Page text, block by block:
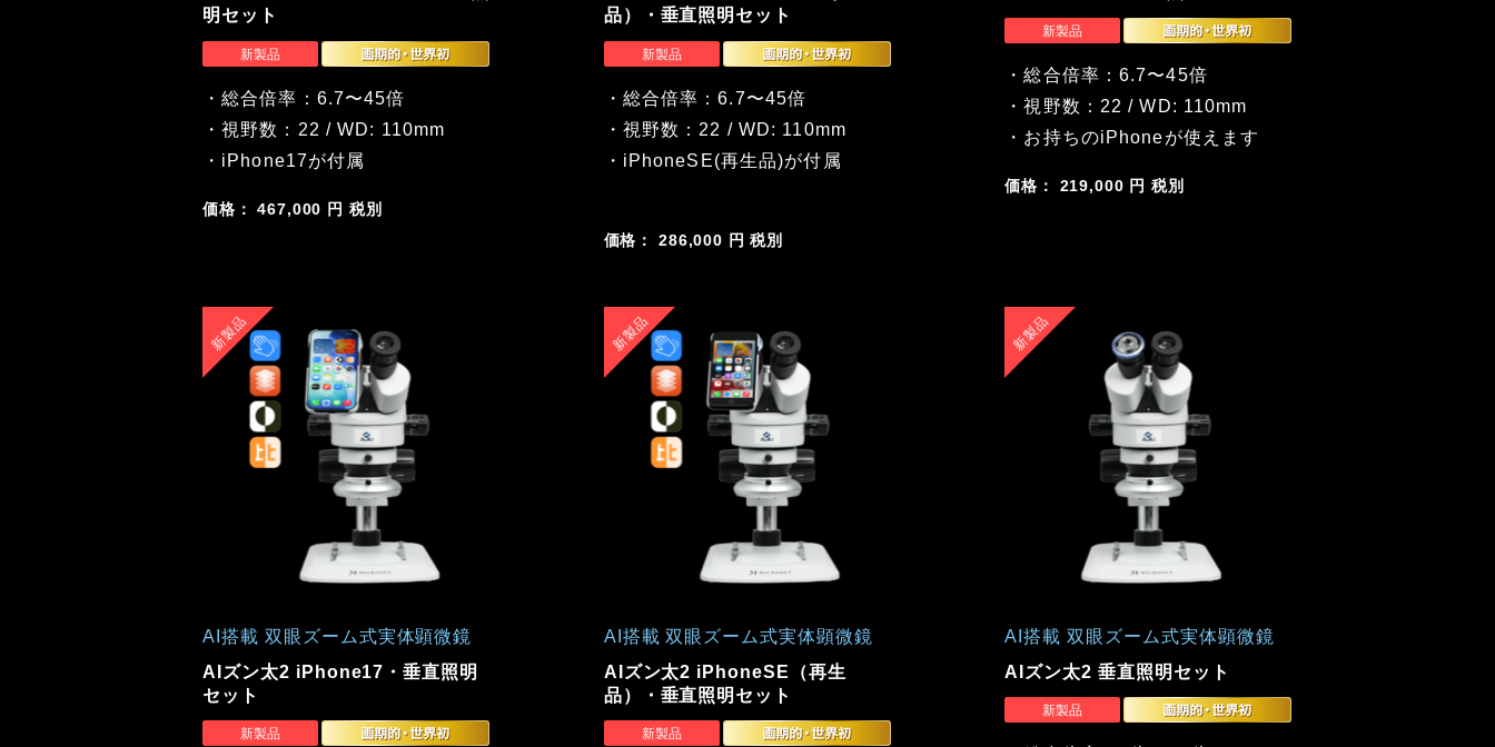
明セット
・総合倍率：6.7〜45倍
・視野数：22 / WD: 110mm
・iPhone17が付属
価格： 467,000 円 税別
品）・垂直照明セット
・総合倍率：6.7〜45倍
・視野数：22 / WD: 110mm
・iPhoneSE(再生品)が付属
価格： 286,000 円 税別
・総合倍率：6.7〜45倍
・視野数：22 / WD: 110mm
・お持ちのiPhoneが使えます
価格： 219,000 円 税別
AI搭載 双眼ズーム式実体顕微鏡
AIズン太2 iPhone17・垂直照明
セット
AI搭載 双眼ズーム式実体顕微鏡
AIズン太2 iPhoneSE（再生
品）・垂直照明セット
AI搭載 双眼ズーム式実体顕微鏡
AIズン太2 垂直照明セット